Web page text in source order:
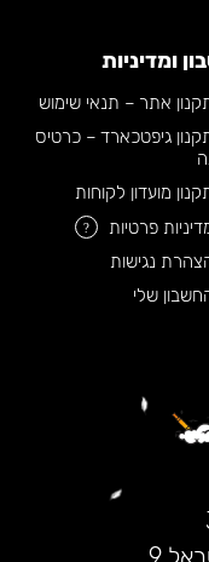
ומדיניות
אתר – תנאי שימוש
גיפטכארד – כרטיס
מועדון לקוחות
פרטיות
?
נגישות
שלי
9